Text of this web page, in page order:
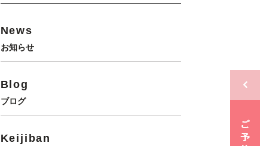
News
お知らせ
Blog
ブログ
Keijiban